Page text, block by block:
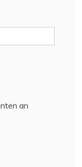
an